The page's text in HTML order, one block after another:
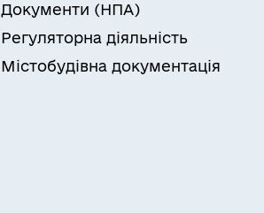
Документи (НПА)
Регуляторна діяльність
Містобудівна документація